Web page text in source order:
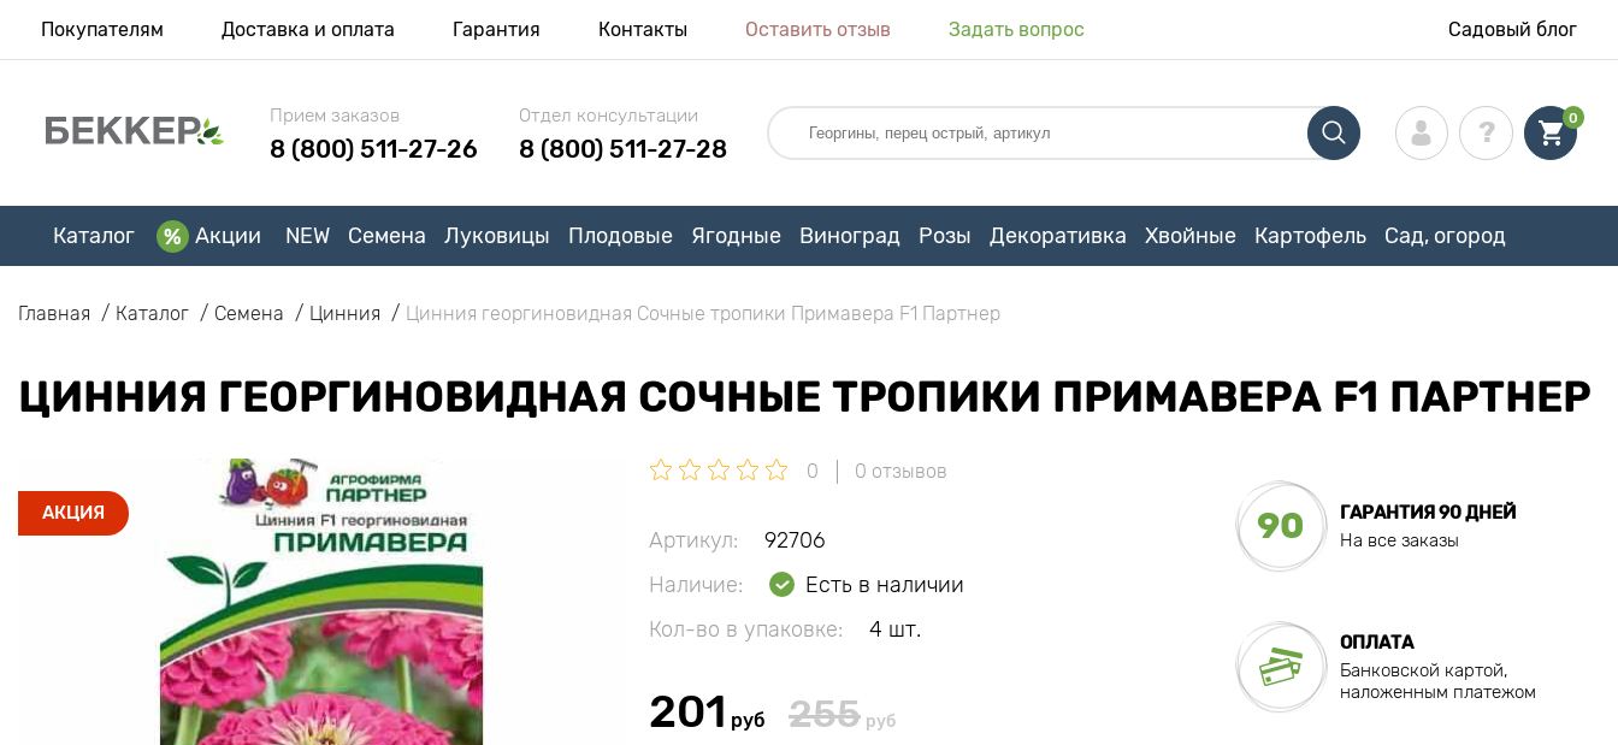
Покупателям Доставка и оплата Гарантия Контакты Оставить отзыв Задать вопрос Садовый блог
Прием заказов
8 (800) 511-27-26
Отдел консультации
8 (800) 511-27-28
0
Каталог Акции NEW Семена Луковицы Плодовые Ягодные Виноград Розы Декоративка Хвойные Картофель Сад, огород
Главная Каталог Семена Цинния Цинния георгиновидная Сочные тропики Примавера F1 Партнер
ЦИННИЯ ГЕОРГИНОВИДНАЯ СОЧНЫЕ ТРОПИКИ ПРИМАВЕРА F1 ПАРТНЕР
АКЦИЯ
0 0 отзывов
Артикул:
92706
Наличие:
Есть в наличии
Кол-во в упаковке:
4 шт.
201 руб 255 руб
90
ГАРАНТИЯ 90 ДНЕЙ
На все заказы
ОПЛАТА
Банковской картой,
наложенным платежом